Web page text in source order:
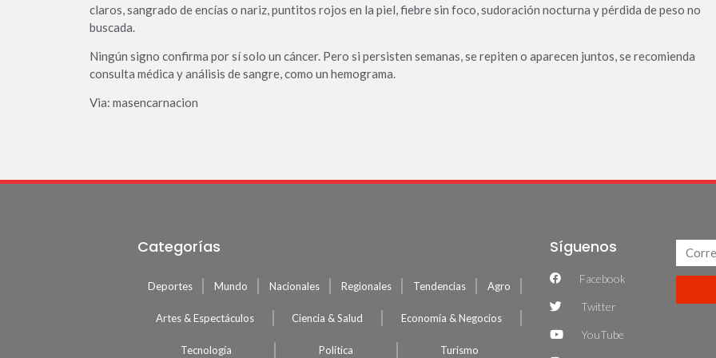
claros, sangrado de encías o nariz, puntitos rojos en la piel, fiebre sin foco, sudoración nocturna y pérdida de peso no
buscada.
Ningún signo confirma por sí solo un cáncer. Pero si persisten semanas, se repiten o aparecen juntos, se recomienda
consulta médica y análisis de sangre, como un hemograma.
Via: masencarnacion
Categorías
Deportes Mundo Nacionales Regionales Tendencias Agro
Artes & Espectáculos Ciencia & Salud Economía & Negocios
Tecnología Política Turismo
Síguenos
Facebook
Twitter
YouTube